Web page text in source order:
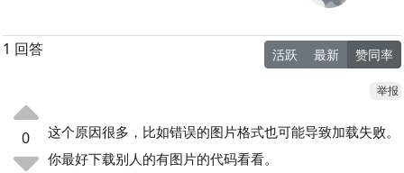
1 回答 活跃 最新 赞同率
举报
0
这个原因很多，比如错误的图片格式也可能导致加载失败。
你最好下载别人的有图片的代码看看。